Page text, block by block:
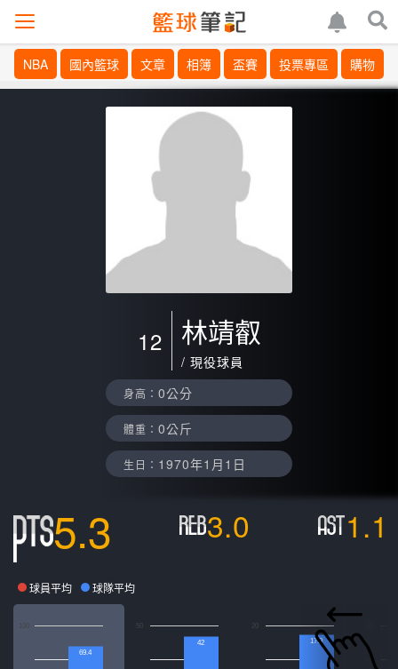
NBA 國內籃球 文章 相簿 盃賽 投票專區 購物
12 林靖叡
/ 現役球員
身高： 0公分
體重： 0公斤
生日： 1970年1月1日
5.3 3.0 1.1
球員平均 球隊平均
69.4
50
42
20
17.3